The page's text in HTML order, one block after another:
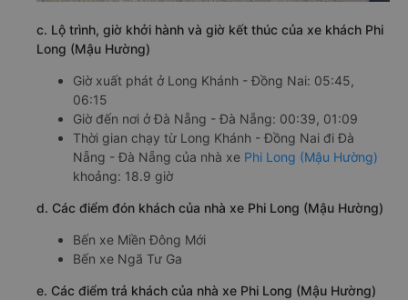
c. Lộ trình, giờ khởi hành và giờ kết thúc của xe khách Phi
Long (Mậu Hường)
Giờ xuất phát ở Long Khánh - Đồng Nai: 05:45,
06:15
Giờ đến nơi ở Đà Nẵng - Đà Nẵng: 00:39, 01:09
Thời gian chạy từ Long Khánh - Đồng Nai đi Đà
Nẵng - Đà Nẵng của nhà xe Phi Long (Mậu Hường)
khoảng: 18.9 giờ
d. Các điểm đón khách của nhà xe Phi Long (Mậu Hường)
Bến xe Miền Đông Mới
Bến xe Ngã Tư Ga
e. Các điểm trả khách của nhà xe Phi Long (Mậu Hường)